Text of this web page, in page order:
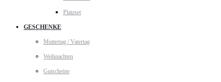
Platzset
GESCHENKE
Muttertag / Vatertag
Weihnachten
Gutscheine